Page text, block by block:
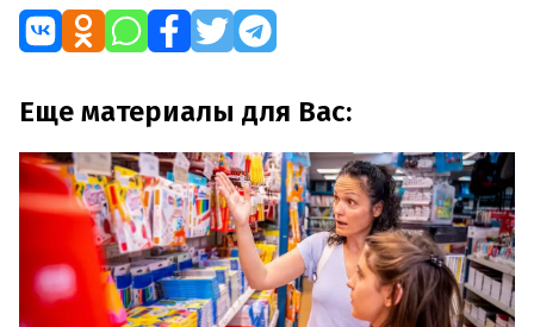
Еще материалы для Вас: